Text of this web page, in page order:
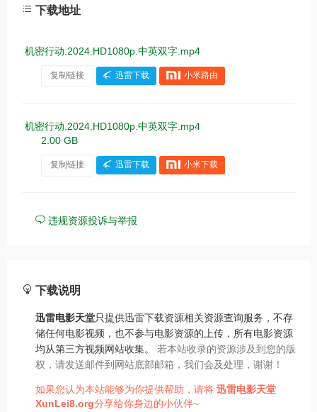
下载地址
机密行动.2024.HD1080p.中英双字.mp4
复制链接 迅雷下载 小米路由
机密行动.2024.HD1080p.中英双字.mp4
2.00 GB
复制链接 迅雷下载 小米下载
违规资源投诉与举报
下载说明
迅雷电影天堂只提供迅雷下载资源相关资源查询服务，不存
储任何电影视频，也不参与电影资源的上传，所有电影资源
均从第三方视频网站收集。 若本站收录的资源涉及到您的版
权，请发送邮件到网站底部邮箱，我们会及处理，谢谢！
如果您认为本站能够为你提供帮助，请将 迅雷电影天堂
XunLei8.org分享给你身边的小伙伴~